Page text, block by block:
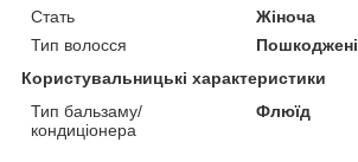
Стать
Жіноча
Тип волосся
Пошкоджені
Користувальницькі характеристики
Тип бальзаму/
кондиціонера
Флюїд